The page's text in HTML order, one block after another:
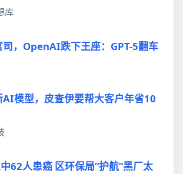
库
司，OpenAI跌下王座：GPT-5翻车
模型，皮查伊要帮大客户年省10
62人患癌 区环保局“护航”黑厂太